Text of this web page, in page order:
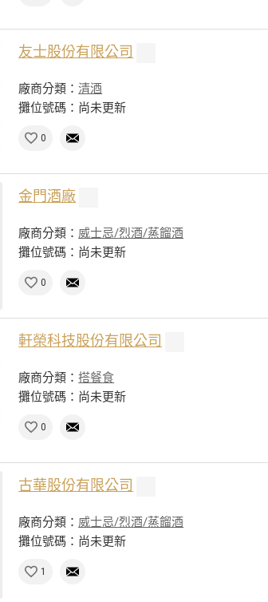
友士股份有限公司
廠商分類：清酒
攤位號碼：尚未更新
0
金門酒廠
廠商分類： 威士忌/烈酒/蒸餾酒
攤位號碼：尚未更新
0
軒榮科技股份有限公司
廠商分類：搭餐食
攤位號碼：尚未更新
0
古華股份有限公司
廠商分類： 威士忌/烈酒/蒸餾酒
攤位號碼：尚未更新
1